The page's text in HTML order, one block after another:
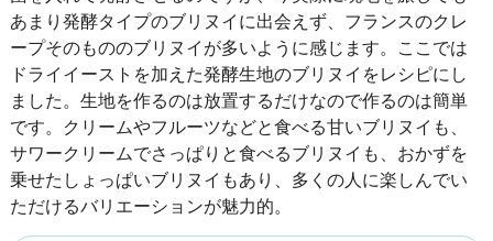
あまり発酵タイプのブリヌイに出会えず、フランスのクレ
ープそのもののブリヌイが多いように感じます。ここでは
ドライイーストを加えた発酵生地のブリヌイをレシピにし
ました。生地を作るのは放置するだけなので作るのは簡単
です。クリームやフルーツなどと食べる甘いブリヌイも、
サワークリームでさっぱりと食べるブリヌイも、おかずを
乗せたしょっぱいブリヌイもあり、多くの人に楽しんでい
ただけるバリエーションが魅力的。